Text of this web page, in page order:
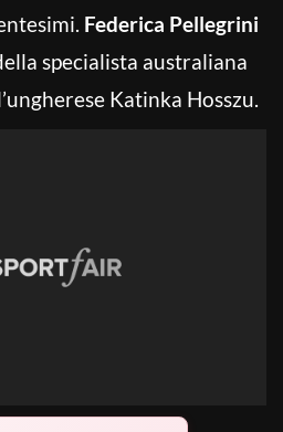
Federica Pellegrini
specialista australiana
Katinka Hosszu.